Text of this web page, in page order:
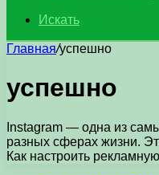
Искать
Главная/успешно
успешно
Instagram — одна из
разных сферах жизни.
Как настроить